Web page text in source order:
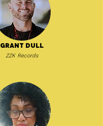
Grant Dull
ZZK Records